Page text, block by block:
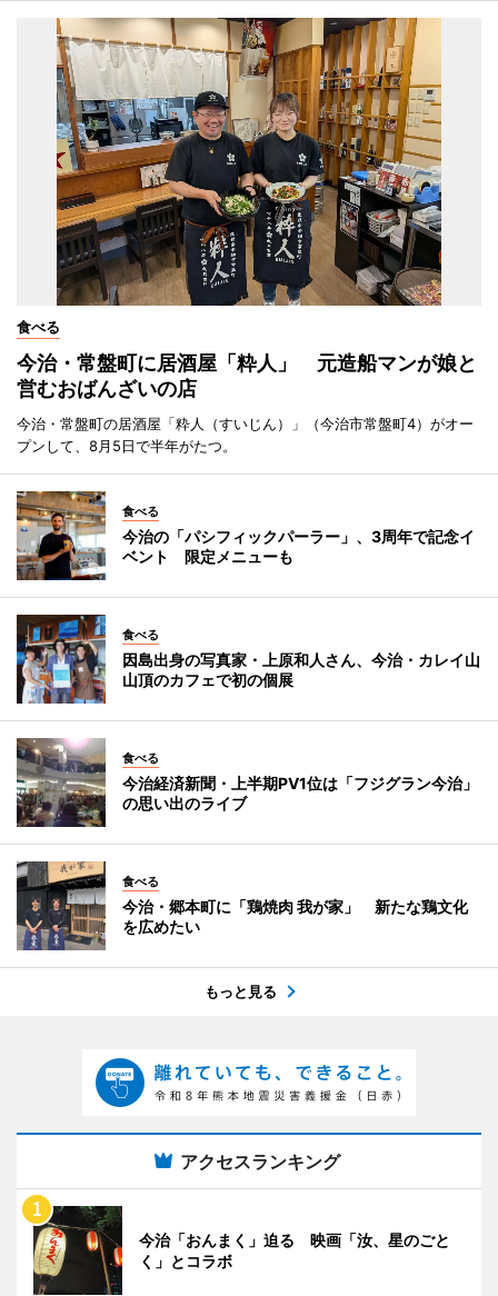
食べる
今治・常盤町に居酒屋「粋人」 元造船マンが娘と
営むおばんざいの店
今治・常盤町の居酒屋「粋人（すいじん）」（今治市常盤町4）がオー
プンして、8月5日で半年がたつ。
食べる
今治の「パシフィックパーラー」、3周年で記念イ
ベント 限定メニューも
食べる
因島出身の写真家・上原和人さん、今治・カレイ山
山頂のカフェで初の個展
食べる
今治経済新聞・上半期PV1位は「フジグラン今治」
の思い出のライブ
食べる
今治・郷本町に「鶏焼肉 我が家」 新たな鶏文化
を広めたい
もっと見る
アクセスランキング
今治「おんまく」迫る 映画「汝、星のごと
く」とコラボ